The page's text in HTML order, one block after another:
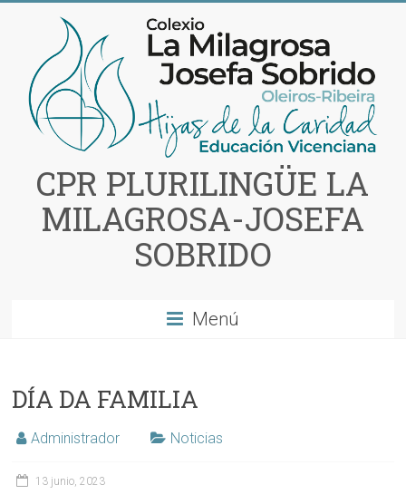
contenido
CPR PLURILINGÜE LA
MILAGROSA-JOSEFA
SOBRIDO
Menú
DÍA DA FAMILIA
Administrador Noticias
13 junio, 2023